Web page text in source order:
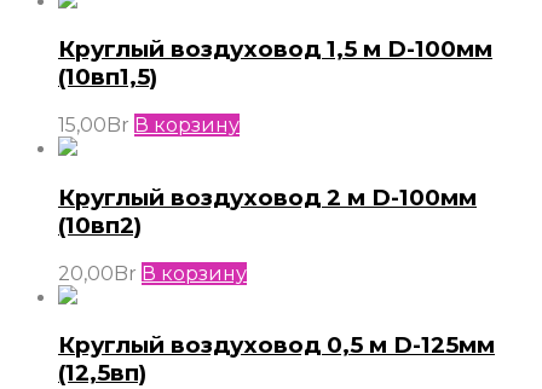
Круглый воздуховод 1,5 м D-100мм
(10вп1,5)
15,00Br В корзину
Круглый воздуховод 2 м D-100мм
(10вп2)
20,00Br В корзину
Круглый воздуховод 0,5 м D-125мм
(12,5вп)